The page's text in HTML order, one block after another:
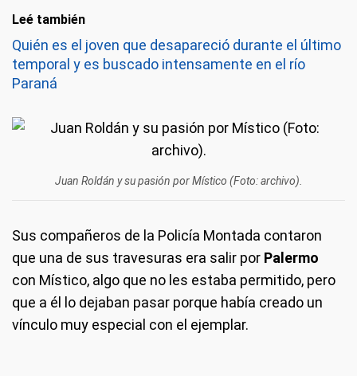
Leé también
Quién es el joven que desapareció durante el último
temporal y es buscado intensamente en el río
Paraná
Juan Roldán y su pasión por Místico (Foto: archivo).
Sus compañeros de la Policía Montada contaron
que una de sus travesuras era salir por Palermo
con Místico, algo que no les estaba permitido, pero
que a él lo dejaban pasar porque había creado un
vínculo muy especial con el ejemplar.